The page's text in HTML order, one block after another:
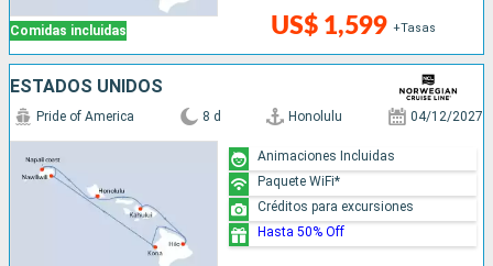
Comidas incluidas US$ 1,599 +Tasas
ESTADOS UNIDOS
Pride of America 8 d Honolulu 04/12/2027
Animaciones Incluidas
Paquete WiFi*
Créditos para excursiones
Hasta 50% Off